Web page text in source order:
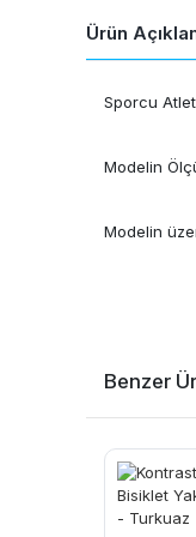
Ürün
Sporcu
Modelin
Modelin
Benzer